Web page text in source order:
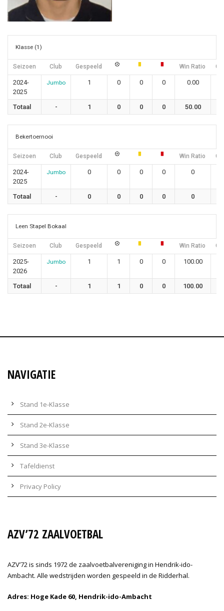
Klasse (1)
Seizoen Club Gespeeld Win Ratio
2024-
2025
Jumbo 1 0 0 0 0.00
Totaal - 1 0 0 0 50.00
Bekertoernooi
Seizoen Club Gespeeld Win Ratio
2024-
2025
Jumbo 0 0 0 0 0
Totaal - 0 0 0 0 0
Leen Stapel Bokaal
Seizoen Club Gespeeld Win Ratio
2025-
2026
Jumbo 1 1 0 0 100.00
Totaal - 1 1 0 0 100.00
NAVIGATIE
Stand 1e-Klasse
Stand 2e-Klasse
Stand 3e-Klasse
Tafeldienst
Privacy Policy
AZV’72 ZAALVOETBAL
AZV’72 is sinds 1972 de zaalvoetbalvereniging in Hendrik-ido-
Ambacht. Alle wedstrijden worden gespeeld in de Ridderhal.
Adres: Hoge Kade 60, Hendrik-ido-Ambacht